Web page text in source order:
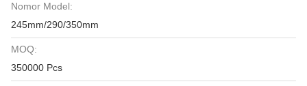
Nomor Model:
245mm/290/350mm
MOQ:
350000 Pcs